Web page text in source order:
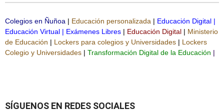
Colegios en Ñuñoa | Educación personalizada | Educación Digital |
Educación Virtual | Exámenes Libres | Educación Digital | Ministerio
de Educación | Lockers para colegios y Universidades | Lockers
Colegio y Universidades | Transformación Digital de la Educación |
SÍGUENOS EN REDES SOCIALES